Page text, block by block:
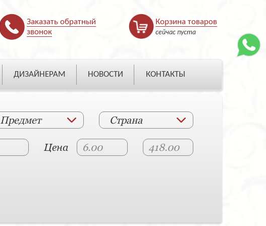
Заказать обратный
звонок
Корзина товаров
сейчас пуста
ДИЗАЙНЕРАМ НОВОСТИ КОНТАКТЫ
Предмет Страна
Цена